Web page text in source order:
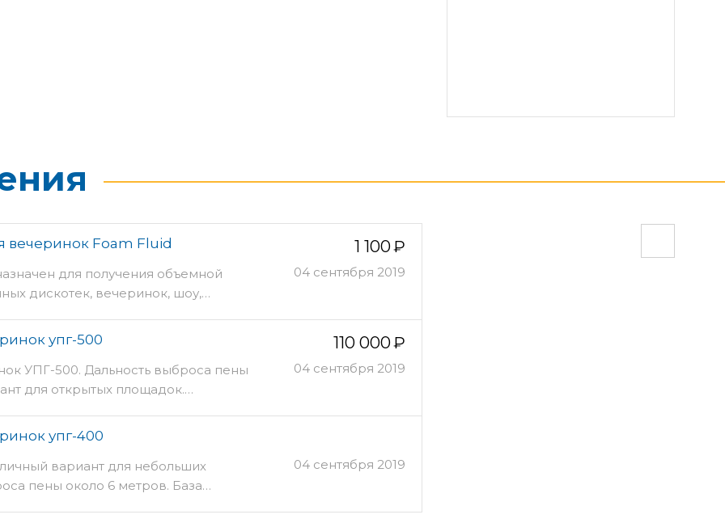
вечеринок Foam Fluid 1 100
для получения объемной
дискотек, вечеринок, шоу,…
04 сентября 2019
упг-500 110 000
УПГ-500. Дальность выброса пены
для открытых площадок.…
04 сентября 2019
упг-400
вариант для небольших
пены около 6 метров. База…
04 сентября 2019